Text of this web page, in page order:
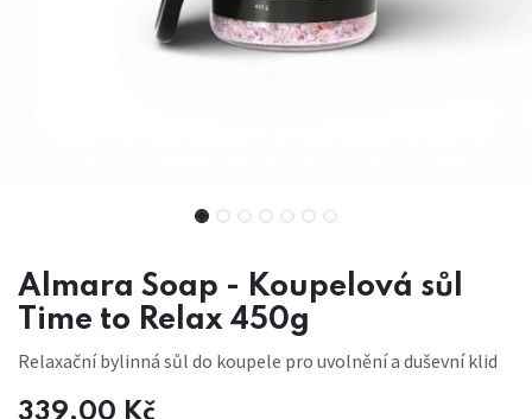
Almara Soap - Koupelová sůl
Time to Relax 450g
Relaxační bylinná sůl do koupele pro uvolnění a duševní klid
339,00 Kč